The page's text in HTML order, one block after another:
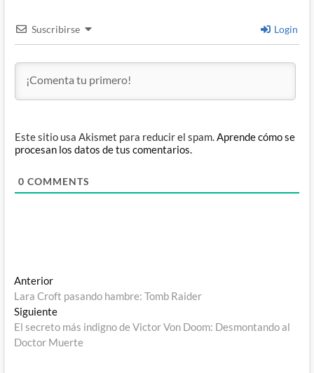
Suscribirse Login
Este sitio usa Akismet para reducir el spam.Aprende cómo se
procesan los datos de tus comentarios.
0 COMMENTS
Navegación
de
entradas
AnteriorEntrada
anterior:
Lara Croft pasando hambre: Tomb Raider
SiguienteEntrada
siguiente:
El secreto más indigno de Victor Von Doom: Desmontando al
Doctor Muerte